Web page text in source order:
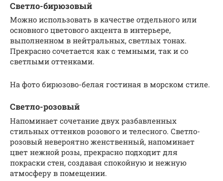
Светло-бирюзовый
Можно использовать в качестве отдельного или
основного цветового акцента в интерьере,
выполненном в нейтральных, светлых тонах.
Прекрасно сочетается как с темными, так и со
светлыми оттенками.
На фото бирюзово-белая гостиная в морском стиле.
Светло-розовый
Напоминает сочетание двух разбавленных
стильных оттенков розового и телесного. Светло-
розовый невероятно женственный, напоминает
цвет нежной розы, прекрасно подходит для
покраски стен, создавая спокойную и нежную
атмосферу в помещении.